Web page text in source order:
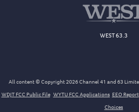
WEST 63.3
All content © Copyright 2026 Channel 41 and 63
WDJT FCC Public File WYTU FCC Applications EEO Report
Choices